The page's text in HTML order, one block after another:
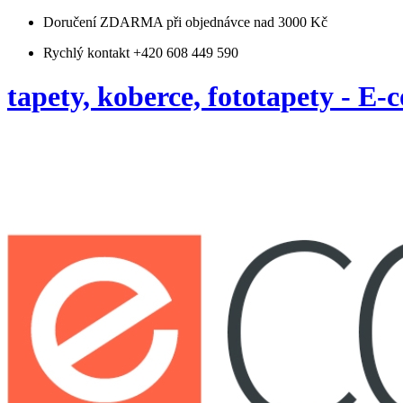
Doručení ZDARMA při objednávce nad 3000 Kč
Rychlý kontakt +420 608 449 590
tapety, koberce, fototapety - E-